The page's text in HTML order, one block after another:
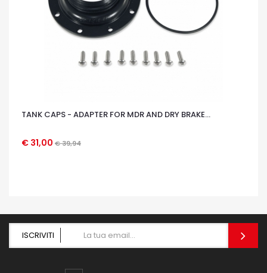
TANK CAPS - ADAPTER FOR MDR AND DRY BRAKE...
€ 31,00 € 39,94
OCCHIATA VELOCE
ISCRIVITI